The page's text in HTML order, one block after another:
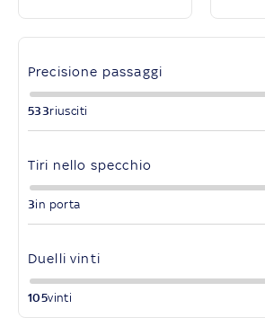
Precisione passaggi
533riusciti
Tiri nello specchio
3in porta
Duelli vinti
105vinti